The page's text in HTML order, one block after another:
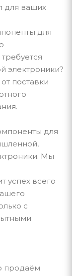
для ваших
для
электроники?
поставки
для
Мы
успех всего
с
продаём